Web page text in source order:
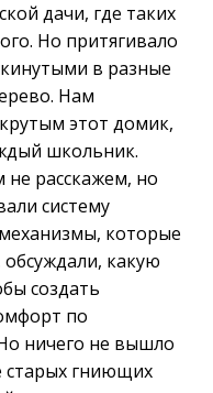
дачи, где таких
Но притягивало
в разные
Нам
этот домик,
школьник.
не расскажем, но
систему
которые
какую
создать
по
ничего не вышло
гниющих